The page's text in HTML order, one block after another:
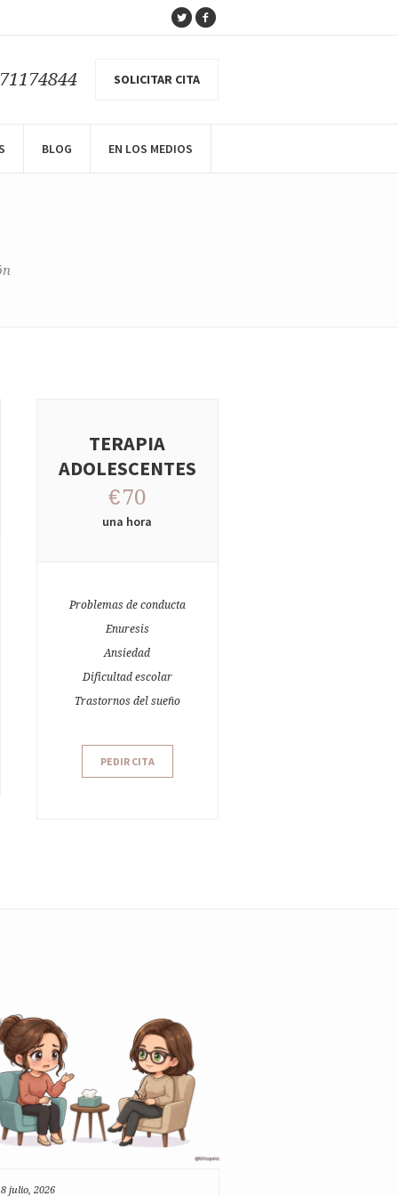
SOLICITAR CITA
BLOG EN LOS MEDIOS
TERAPIA
ADOLESCENTES
€70
una hora
Problemas de conducta
Enuresis
Ansiedad
Dificultad escolar
Trastornos del sueño
PEDIR CITA
julio, 2026